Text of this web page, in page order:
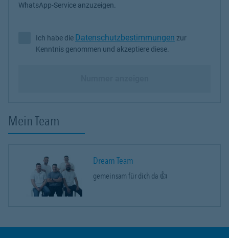
WhatsApp-Service anzuzeigen.
Ich habe die Datenschutzbestimmungen zur Kenntnis
Ich habe die Datenschutzbestimmungen zur
Kenntnis genommen und akzeptiere diese.
Mein Team
Dream Team
gemeinsam für dich da 👍